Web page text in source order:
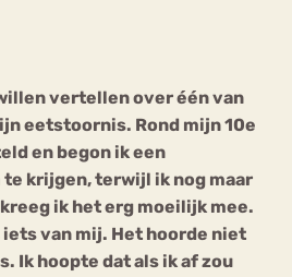
vertellen over één van
eetstoornis. Rond mijn 10e
en begon ik een
krijgen, terwijl ik nog maar
ik het erg moeilijk mee.
van mij. Het hoorde niet
Ik hoopte dat als ik af zou
Forum
Anorexia Nervosa
Sport
Trauma
Angst